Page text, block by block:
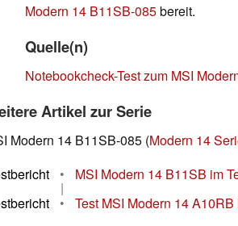
Modern 14 B11SB-085bereit.
Quelle(n)
Notebookcheck-Test zum MSI
Artikel zur Serie
Modern 14 B11SB-085 (Modern 14
• MSI Modern 14 B11SB im
|
• Test MSI Modern 14